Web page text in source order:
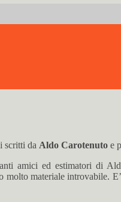
scritti da Aldo Carotenuto e
amici ed estimatori di
molto materiale introvabile.